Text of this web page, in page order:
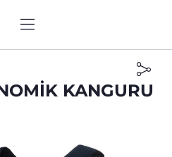
KANGURU